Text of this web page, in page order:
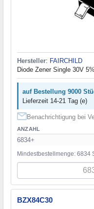
Hersteller: FAIRCHILD
Diode Zener Single 30V
auf Bestellung 9000
Lieferzeit 14-21 Tag (e)
Benachrichtigung bei
ANZAHL
6834+
Mindestbestellmenge: 6834
BZX84C30